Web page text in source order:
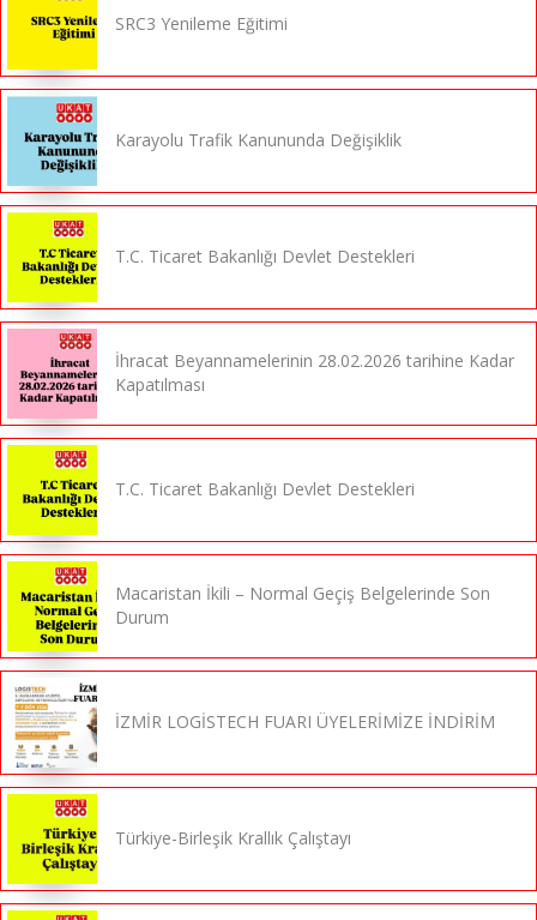
SRC3 Yenileme Eğitimi
Karayolu Trafik Kanununda Değişiklik
T.C. Ticaret Bakanlığı Devlet Destekleri
İhracat Beyannamelerinin 28.02.2026 tarihine Kadar
Kapatılması
T.C. Ticaret Bakanlığı Devlet Destekleri
Macaristan İkili – Normal Geçiş Belgelerinde Son
Durum
İZMİR LOGİSTECH FUARI ÜYELERİMİZE İNDİRİM
Türkiye-Birleşik Krallık Çalıştayı